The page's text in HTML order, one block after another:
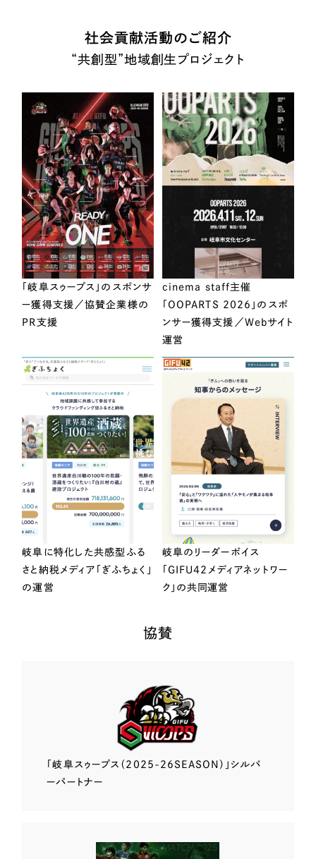
社会貢献活動のご紹介
“共創型”地域創生プロジェクト
「岐阜スゥープス」のスポンサ
ー獲得支援／協賛企業様の
PR支援
cinema staff主催
「OOPARTS 2026」のスポ
ンサー獲得支援／Webサイト
運営
岐阜に特化した共感型ふる
さと納税メディア「ぎふちょく」
の運営
岐阜のリーダーボイス
「GIFU42メディアネットワー
ク」の共同運営
協賛
「岐阜スゥープス （2025-26SEASON）」 シルバ
ーパートナー